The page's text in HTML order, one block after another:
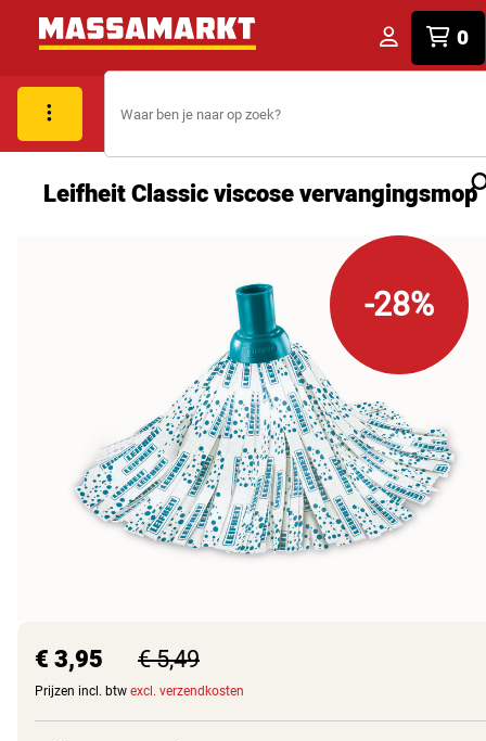
0
Leifheit Classic viscose vervangingsmop
-28%
€ 3,95 € 5,49
Prijzen incl. btw excl. verzendkosten